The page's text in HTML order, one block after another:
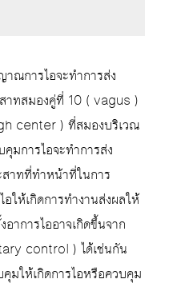
ณการไอจะทำการส่ง
ทสมองคู่ที่ 10 ( vagus )
center ) ที่สมองบริเวณ
มการไอจะทำการส่ง
าทที่ทำหน้าที่ในการ
ให้เกิดการทำงานส่งผลให้
าการไออาจเกิดขึ้นจาก
control ) ได้เช่นกัน
มให้เกิดการไอหรือควบคุม